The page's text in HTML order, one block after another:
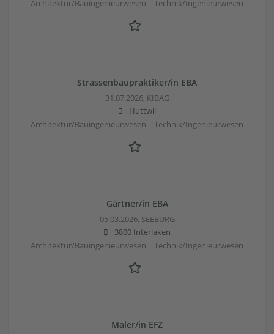
Architektur/Bauingenieurwesen | Technik/Ingenieurwesen
Strassenbaupraktiker/in EBA
31.07.2026, KIBAG
Huttwil
Architektur/Bauingenieurwesen | Technik/Ingenieurwesen
Gärtner/in EBA
05.03.2026, SEEBURG
3800 Interlaken
Architektur/Bauingenieurwesen | Technik/Ingenieurwesen
Maler/in EFZ